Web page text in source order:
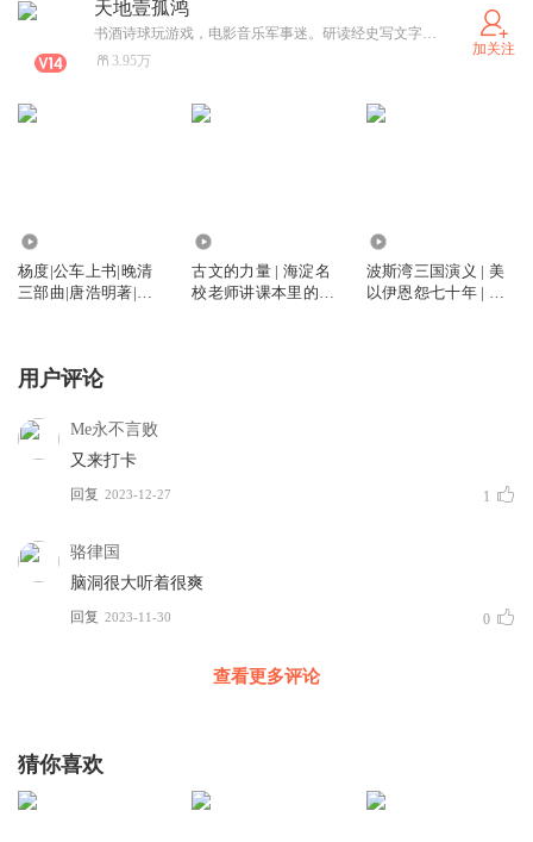
天地壹孤鸿
书酒诗球玩游戏，电影音乐军事迷。研读经史写文字，天文地理看美女。互联网资深从业者，前媒体人And投资顾问，有身份证的非成功人士，一个口嗨之徒。
3.95万
加关注
杨度|公车上书|晚清
三部曲|唐浩明著|民
古文的力量 | 海淀名
校老师讲课本里的古
波斯湾三国演义 | 美
以伊恩怨七十年 | 从
用户评论
Me永不言败
又来打卡
回复 2023-12-27 1
骆律国
脑洞很大听着很爽
回复 2023-11-30 0
查看更多评论
猜你喜欢